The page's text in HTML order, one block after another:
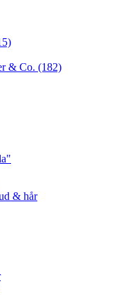
& Co. (182)
& hår